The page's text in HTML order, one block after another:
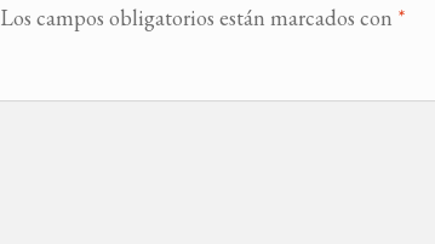
Los campos obligatorios están marcados con *